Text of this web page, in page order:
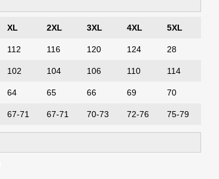
XL 2XL 3XL 4XL 5XL
112 116 120 124 28
102 104 106 110 114
64 65 66 69 70
67-71 67-71 70-73 72-76 75-79